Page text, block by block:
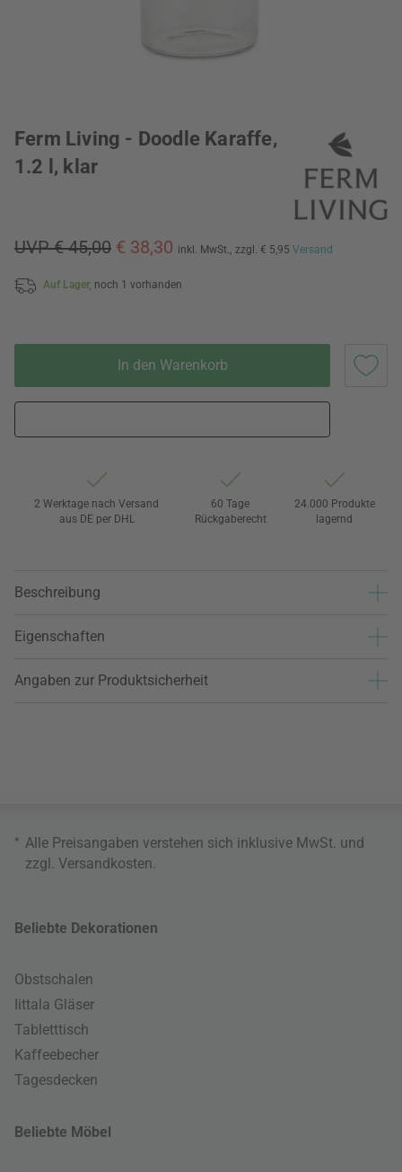
Ferm Living - Doodle Karaffe,
1.2 l, klar
UVP € 45,00 € 38,30 inkl. MwSt., zzgl. € 5,95 Versand
Auf Lager, noch 1 vorhanden
In den Warenkorb
2 Werktage nach Versand
aus DE per DHL
60 Tage
Rückgaberecht
24.000 Produkte
lagernd
Beschreibung
Eigenschaften
Angaben zur Produktsicherheit
* Alle Preisangaben verstehen sich inklusive MwSt. und
zzgl. Versandkosten
Beliebte Dekorationen
Obstschalen
Iittala Gläser
Tabletttisch
Kaffeebecher
Tagesdecken
Beliebte Möbel